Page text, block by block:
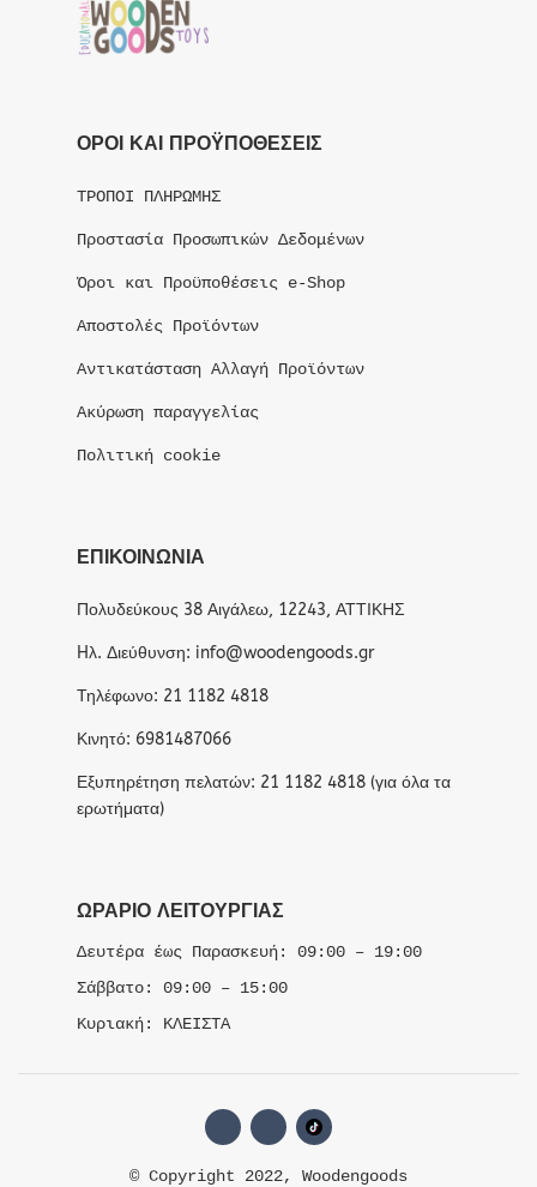
ΟΡΟΙ ΚΑΙ ΠΡΟΫΠΟΘΕΣΕΙΣ
ΤΡΟΠΟΙ ΠΛΗΡΩΜΗΣ
Προστασία Προσωπικών Δεδομένων
Όροι και Προϋποθέσεις e-Shop
Αποστολές Προϊόντων
Αντικατάσταση Αλλαγή Προϊόντων
Ακύρωση παραγγελίας
Πολιτική cookie
ΕΠΙΚΟΙΝΩΝΙΑ
Πολυδεύκους 38 Αιγάλεω, 12243, ΑΤΤΙΚΗΣ
Hλ. Διεύθυνση: info@woodengoods.gr
Τηλέφωνο: 21 1182 4818
Κινητό: 6981487066
Εξυπηρέτηση πελατών: 21 1182 4818 (για όλα τα
ερωτήματα)
ΩΡΆΡΙΟ ΛΕΙΤΟΥΡΓΊΑΣ
Δευτέρα έως Παρασκευή: 09:00 – 19:00
Σάββατο: 09:00 – 15:00
Κυριακή: ΚΛΕΙΣΤΑ
© Copyright 2022, Woodengoods